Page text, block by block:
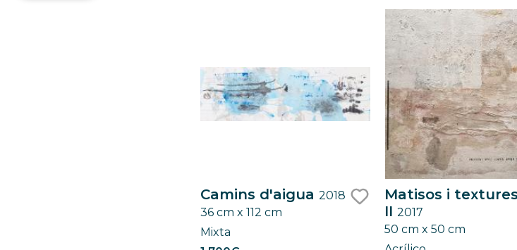
Camins d'aigua 2018
36 cm x 112 cm
Mixta
Matisos i textures
II2017
50 cm x 50 cm